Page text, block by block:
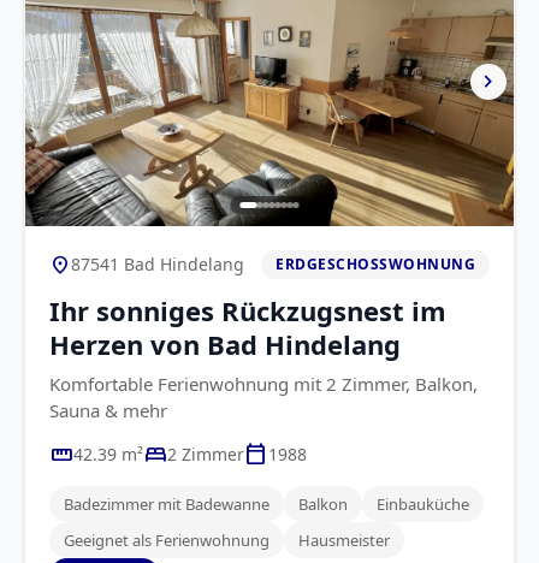
chevron_right
location_on87541 Bad Hindelang ERDGESCHOSSWOHNUNG
Ihr sonniges Rückzugsnest im
Herzen von Bad Hindelang
Komfortable Ferienwohnung mit 2 Zimmer, Balkon,
Sauna & mehr
straighten42.39 m²bed2 Zimmercalendar_today 1988
Badezimmer mit Badewanne Balkon
Einbauküche
Geeignet als Ferienwohnung
Hausmeister